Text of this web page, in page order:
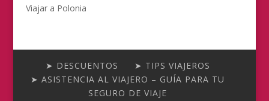
Viajar a Polonia
➤ DESCUENTOS
➤ TIPS VIAJEROS
➤ ASISTENCIA AL VIAJERO – GUÍA PARA TU
SEGURO DE VIAJE